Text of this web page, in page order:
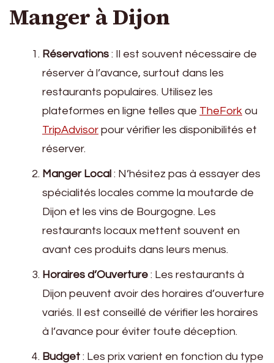
Manger à Dijon
Réservations : Il est souvent nécessaire de
réserver à l’avance, surtout dans les
restaurants populaires. Utilisez les
plateformes en ligne telles que TheFork ou
TripAdvisor pour vérifier les disponibilités et
réserver.
Manger Local : N’hésitez pas à essayer des
spécialités locales comme la moutarde de
Dijon et les vins de Bourgogne. Les
restaurants locaux mettent souvent en
avant ces produits dans leurs menus.
Horaires d’Ouverture : Les restaurants à
Dijon peuvent avoir des horaires d’ouverture
variés. Il est conseillé de vérifier les horaires
à l’avance pour éviter toute déception.
Budget : Les prix varient en fonction du type